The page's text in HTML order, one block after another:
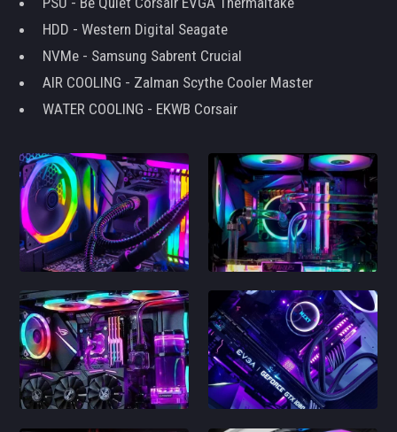
HDD - Western Digital Seagate
NVMe - Samsung Sabrent Crucial
AIR COOLING - Zalman Scythe Cooler Master
WATER COOLING - EKWB Corsair